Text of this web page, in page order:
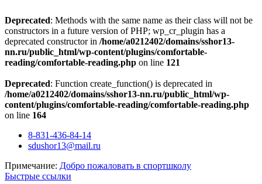
Deprecated: Methods with the same name as their class will not be
constructors in a future version of PHP; wp_cr_plugin has a
deprecated constructor in /home/a0212402/domains/sshor13-
nn.ru/public_html/wp-content/plugins/comfortable-
reading/comfortable-reading.php on line 121
Deprecated: Function create_function() is deprecated in
/home/a0212402/domains/sshor13-nn.ru/public_html/wp-
content/plugins/comfortable-reading/comfortable-reading.php
on line 164
Перейти8-831-436-84-14
sdushor13@mail.ru
Примечание: Добро пожаловать в спортшколу
Быстрые ссылки